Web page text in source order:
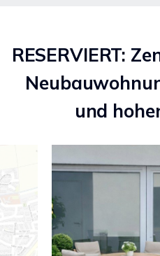
RESERVIERT:
und